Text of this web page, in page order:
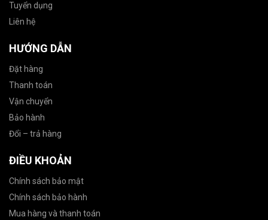
Tuyển dụng
Liên hệ
HƯỚNG DẪN
Đặt hàng
Thanh toán
Vận chuyển
Bảo hành
Đổi – trả hàng
ĐIỀU KHOẢN
Chính sách bảo mật
Chính sách bảo hành
Mua hàng và thanh toán